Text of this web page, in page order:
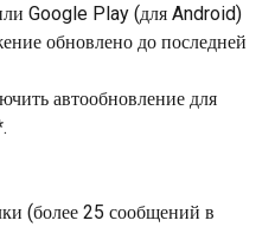
Google Play (для Android)
обновлено до последней
автообновление для
(более 25 сообщений в